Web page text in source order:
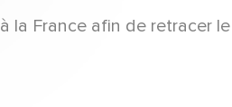
la France afin de retracer le